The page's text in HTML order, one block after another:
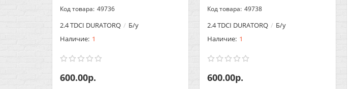
49736
2.4 TDCI DURATORQ Б/у
1
600.00р.
49738
2.4 TDCI DURATORQ Б/у
1
600.00р.